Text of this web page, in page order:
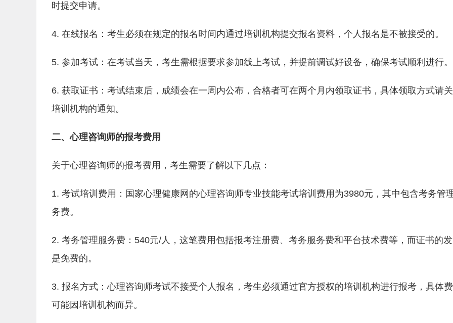
时提交申请。
4. 在线报名：考生必须在规定的报名时间内通过培训机构提交报名资料，个人报名是不被接受的。
5. 参加考试：在考试当天，考生需根据要求参加线上考试，并提前调试好设备，确保考试顺利进行。
6. 获取证书：考试结束后，成绩会在一周内公布，合格者可在两个月内领取证书，具体领取方式请
培训机构的通知。
二、心理咨询师的报考费用
关于心理咨询师的报考费用，考生需要了解以下几点：
1. 考试培训费用：国家心理健康网的心理咨询师专业技能考试培训费用为3980元，其中包含考务管
务费。
2. 考务管理服务费：540元/人，这笔费用包括报考注册费、考务服务费和平台技术费等，而证书的
是免费的。
3. 报名方式：心理咨询师考试不接受个人报名，考生必须通过官方授权的培训机构进行报考，具体
可能因培训机构而异。